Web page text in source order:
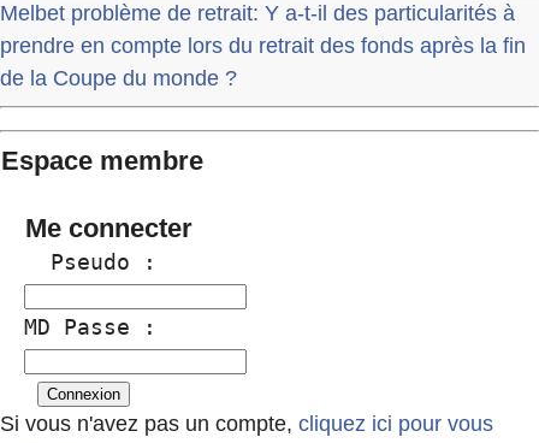
Melbet problème de retrait: Y a-t-il des particularités à
prendre en compte lors du retrait des fonds après la fin
de la Coupe du monde ?
Espace membre
Me connecter
  Pseudo :
MD Passe :
Si vous n'avez pas un compte, cliquez ici pour vous